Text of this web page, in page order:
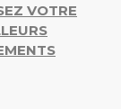
VOTRE